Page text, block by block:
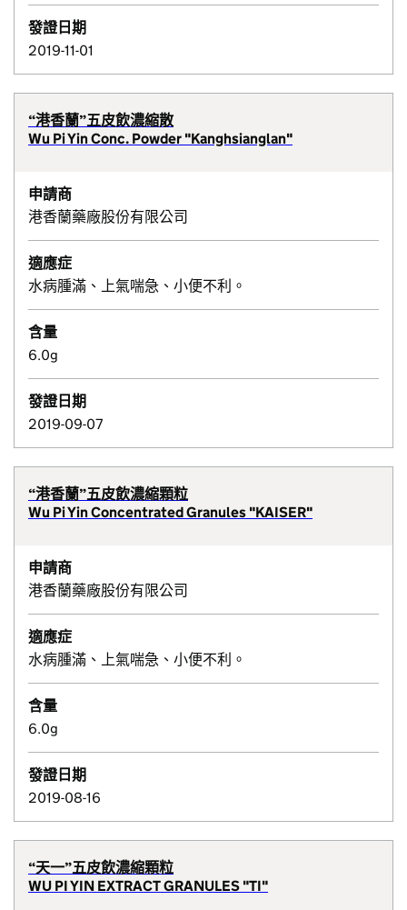
發證日期
2019-11-01
“港香蘭”五皮飲濃縮散
Wu Pi Yin Conc. Powder "Kanghsianglan"
申請商
港香蘭藥廠股份有限公司
適應症
水病腫滿、上氣喘急、小便不利。
含量
6.0g
發證日期
2019-09-07
“港香蘭”五皮飲濃縮顆粒
Wu Pi Yin Concentrated Granules "KAISER"
申請商
港香蘭藥廠股份有限公司
適應症
水病腫滿、上氣喘急、小便不利。
含量
6.0g
發證日期
2019-08-16
“天一”五皮飲濃縮顆粒
WU PI YIN EXTRACT GRANULES "TI"